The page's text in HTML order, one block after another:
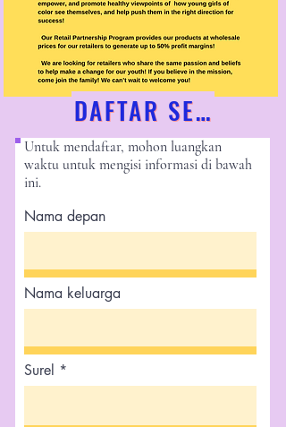
DAFTAR SEKARANG!
Untuk mendaftar, mohon luangkan
waktu untuk mengisi informasi di bawah
ini.
Nama depan
Nama keluarga
Surel